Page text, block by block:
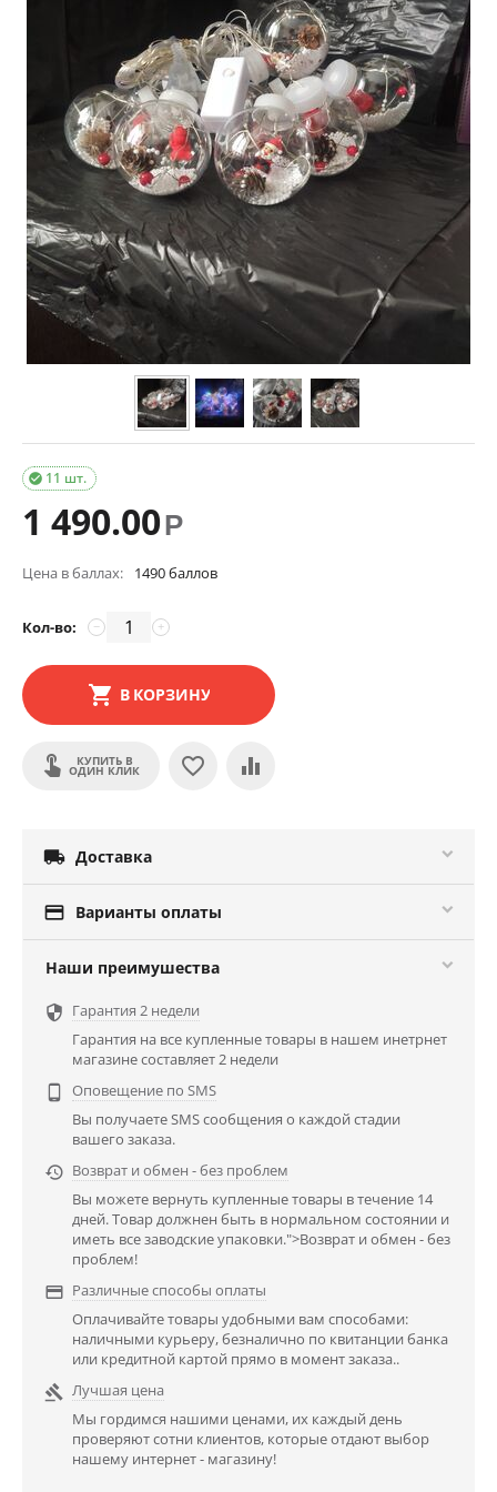
11 шт.

1 490.00Р
Цена в баллах: 1490 баллов
Кол-во: +
−
В КОРЗИНУ
КУПИТЬ В
ОДИН КЛИК
 Доставка
 Варианты оплаты
Наши преимушества
 Гарантия 2 недели
Гарантия на все купленные товары в нашем инетрнет
магазине составляет 2 недели

Оповещение по SMS
Вы получаете SMS сообщения о каждой стадии
вашего заказа.
 Возврат и обмен - без проблем
Вы можете вернуть купленные товары в течение 14
дней. Товар должнен быть в нормальном состоянии и
иметь все заводские упаковки.">Возврат и обмен - без
проблем!
 Различные способы оплаты
Оплачивайте товары удобными вам способами:
наличными курьеру, безналично по квитанции банка
или кредитной картой прямо в момент заказа..
 Лучшая цена
Мы гордимся нашими ценами, их каждый день
проверяют сотни клиентов, которые отдают выбор
нашему интернет - магазину!